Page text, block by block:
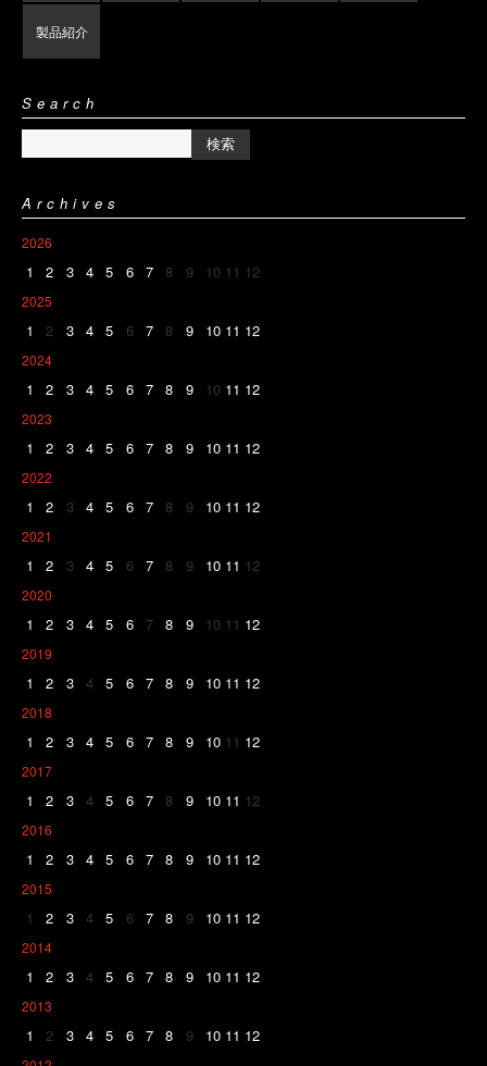
製品紹介
Search
Archives
2026
1 2 3 4 5 6 7 8 9 10 11 12
2025
1 2 3 4 5 6 7 8 9 10 11 12
2024
1 2 3 4 5 6 7 8 9 10 11 12
2023
1 2 3 4 5 6 7 8 9 10 11 12
2022
1 2 3 4 5 6 7 8 9 10 11 12
2021
1 2 3 4 5 6 7 8 9 10 11 12
2020
1 2 3 4 5 6 7 8 9 10 11 12
2019
1 2 3 4 5 6 7 8 9 10 11 12
2018
1 2 3 4 5 6 7 8 9 10 11 12
2017
1 2 3 4 5 6 7 8 9 10 11 12
2016
1 2 3 4 5 6 7 8 9 10 11 12
2015
1 2 3 4 5 6 7 8 9 10 11 12
2014
1 2 3 4 5 6 7 8 9 10 11 12
2013
1 2 3 4 5 6 7 8 9 10 11 12